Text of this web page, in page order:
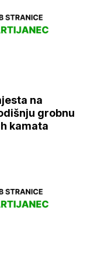
na
grobnu
kamata